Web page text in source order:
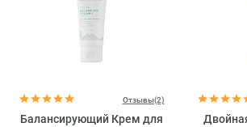
Отзывы(2)
Балансирующий Крем для